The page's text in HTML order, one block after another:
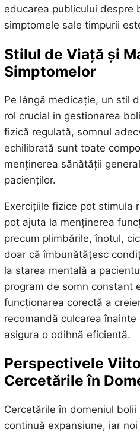
educarea publicului despre
simptomele sale timpurii
Stilul de Viață și
Simptomelor
Pe lângă medicație, un stil
rol crucial în gestionarea
fizică regulată, somnul
echilibrată sunt toate
menținerea sănătății
pacienților.
Exercițiile fizice pot stimula
pot ajuta la menținerea
precum plimbările, înotul,
doar că îmbunătățesc
la starea mentală a
program de somn constant
funcționarea corectă a
recomandă culcarea
asigura o odihnă eficientă.
Perspectivele
Cercetările în
Cercetările în domeniul bolii
continuă expansiune, iar